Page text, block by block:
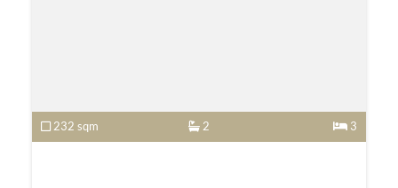
232 sqm 2 3